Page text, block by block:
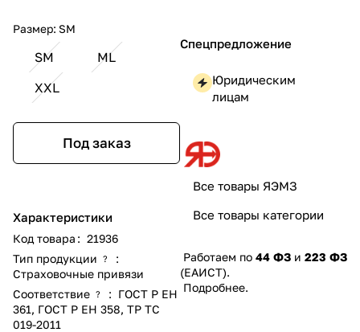
Размер: SM
SM
ML
XXL
Под заказ
Характеристики
Код товара : 21936
Тип продукции
?
:
Страховочные привязи
Соответствие ? : ГОСТ Р ЕН
361, ГОСТ Р ЕН 358, ТР ТС
019-2011
Спецпредложение
Юридическим
лицам
Все товары ЯЭМЗ
Все товары категории
Работаем по 44 ФЗ и 223 ФЗ
(ЕАИСТ).
Подробнее.